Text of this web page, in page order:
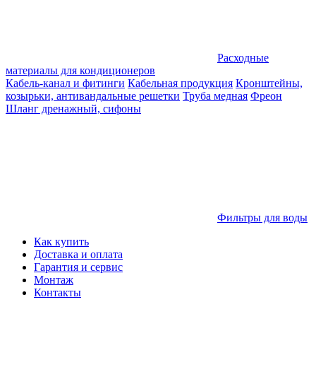
Расходные
материалы для кондиционеров
Кабель-канал и фитинги Кабельная продукция Кронштейны,
козырьки, антивандальные решетки Труба медная Фреон
Шланг дренажный, сифоны
Фильтры для воды
Как купить
Доставка и оплата
Гарантия и сервис
Монтаж
Контакты